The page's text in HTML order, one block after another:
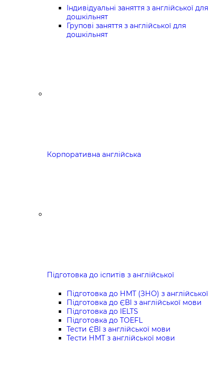
Індивідуальні заняття з англійської для
дошкільнят
Групові заняття з англійської для
дошкільнят
Корпоративна англійська
Підготовка до іспитів з англійської
Підготовка до НМТ (ЗНО) з англійської
Підготовка до ЄВІ з англійської мови
Підготовка до IELTS
Підготовка до TOEFL
Тести ЄВІ з англійської мови
Тести НМТ з англійської мови